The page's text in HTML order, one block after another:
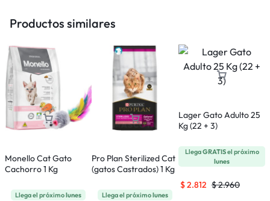
Productos similares
Monello Cat Gato
Cachorro 1 Kg
Llega el próximolunes
Pro Plan Sterilized Cat
(gatos Castrados) 1 Kg
Llega el próximolunes
Lager Gato Adulto 25
Kg (22 + 3)
LlegaGRATISel próximo
lunes
$2.960
$2.812